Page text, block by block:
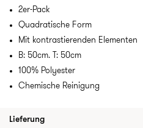
2er-Pack
Quadratische Form
Mit kontrastierenden Elementen
B: 50cm. T: 50cm
100% Polyester
Chemische Reinigung
Lieferung